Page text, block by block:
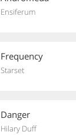
Ensiferum
Frequency
Starset
Danger
Hilary Duff